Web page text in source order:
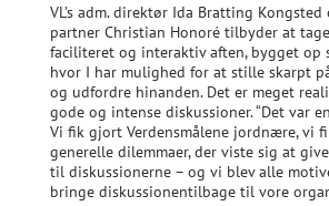
VL’s adm. direktør Ida Bratting
partner Christian Honoré tilbyder at
faciliteret og interaktiv aften, bygget op
hvor I har mulighed for at stille skarpt
og udfordre hinanden. Det er meget
gode og intense diskussioner. “Det var
Vi fik gjort Verdensmålene jordnære, vi
generelle dilemmaer, der viste sig at
til diskussionerne – og vi blev alle
bringe diskussionentilbage til vore